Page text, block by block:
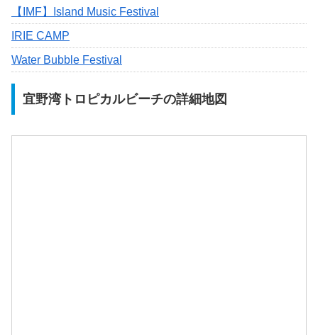
【IMF】Island Music Festival
IRIE CAMP
Water Bubble Festival
宜野湾トロピカルビーチの詳細地図